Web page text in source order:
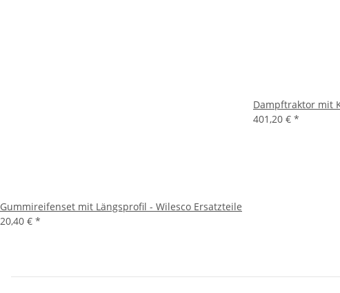
Gummireifenset mit Längsprofil - Wilesco Ersatzteile
20,40 € *
Dampftraktor mit
401,20 € *